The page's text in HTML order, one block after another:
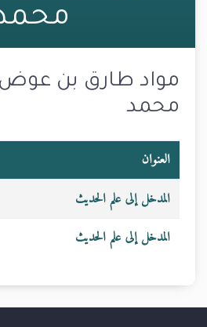
مواد طارق بن عوض
محمد
العنوان
المدخل إلى علم الحديث
المدخل إلى علم الحديث